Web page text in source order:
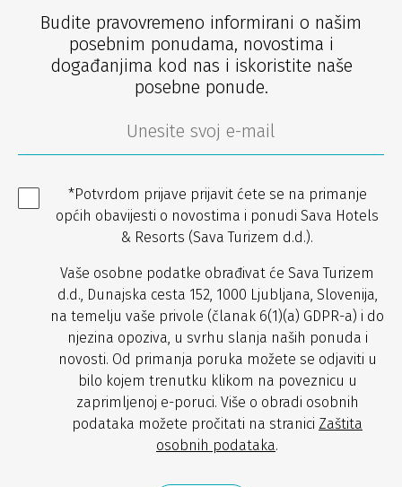
Budite pravovremeno informirani o našim
posebnim ponudama, novostima i
događanjima kod nas i iskoristite naše
posebne ponude.
*Potvrdom prijave prijavit ćete se na primanje
općih obavijesti o novostima i ponudi Sava Hotels
& Resorts (Sava Turizem d.d.).
Vaše osobne podatke obrađivat će Sava Turizem
d.d., Dunajska cesta 152, 1000 Ljubljana, Slovenija,
na temelju vaše privole (članak 6(1)(a) GDPR-a) i do
njezina opoziva, u svrhu slanja naših ponuda i
novosti. Od primanja poruka možete se odjaviti u
bilo kojem trenutku klikom na poveznicu u
zaprimljenoj e-poruci. Više o obradi osobnih
podataka možete pročitati na stranici Zaštita
osobnih podataka.